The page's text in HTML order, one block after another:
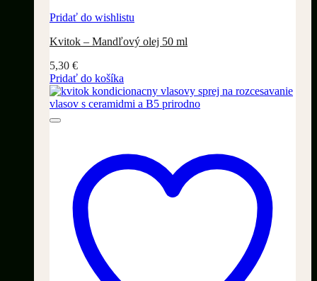
Pridať do wishlistu
Kvitok – Mandľový olej 50 ml
5,30 €
Pridať do košíka